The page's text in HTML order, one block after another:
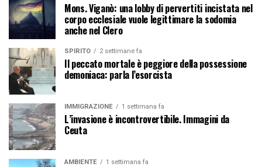
Mons. Viganò: una lobby di pervertiti incistata nel
corpo ecclesiale vuole legittimare la sodomia
anche nel Clero
SPIRITO 2 settimane fa
Il peccato mortale è peggiore della possessione
demoniaca: parla l’esorcista
IMMIGRAZIONE 1 settimana fa
L’invasione è incontrovertibile. Immagini da
Ceuta
AMBIENTE 1 settimana fa